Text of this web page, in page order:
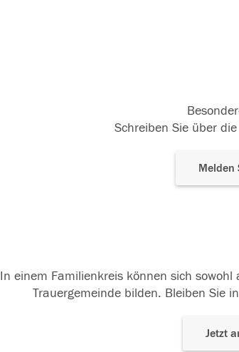
Schreiben Sie über
Melden
In einem Familienkreis können sich
Trauergemeinde bilden. Bleiben Sie
Jetzt